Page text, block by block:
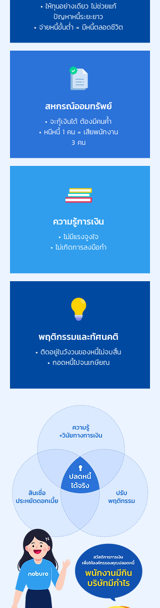
• ให้ทุนอย่างเดียว ไม่ช่วยแก้
ปัญหาหนี้ระยะยาว
• จ่ายหนี้ขั้นต่ำ = มีหนี้ตลอดชีวิต
สหกรณ์ออมทรัพย์
• จะกู้เงินได้ ต้องมีคนค้ำ
• หนีหนี้ 1 คน = เสียพนักงาน
3 คน
ความรู้การเงิน
• ไม่มีแรงจูงใจ
• ไม่เกิดการลงมือทำ
พฤติกรรมและทัศนคติ
• ติดอยู่ในวังวนของหนี้ไม่จบสิ้น
• กอดหนี้ไปจนเกษียณ